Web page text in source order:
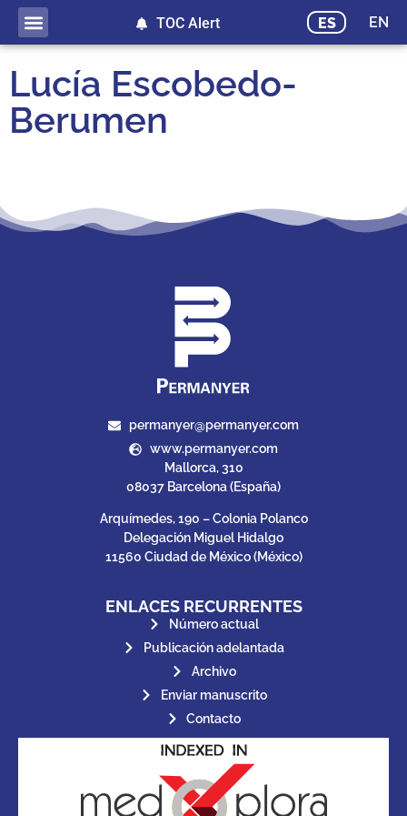
ES EN
TOC Alert
Lucía Escobedo-
Berumen
permanyer@permanyer.com
www.permanyer.com
Mallorca, 310
08037 Barcelona (España)
Arquímedes, 190 – Colonia Polanco
Delegación Miguel Hidalgo
11560 Ciudad de México (México)
ENLACES RECURRENTES
Número actual
Publicación adelantada
Archivo
Enviar manuscrito
Contacto